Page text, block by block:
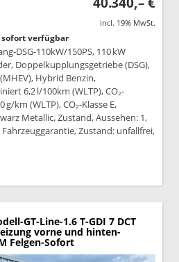
incl. 19% MwSt.
verfügbar
DSG-110kW/150PS, 110 kW
Doppelkupplungsgetriebe (DSG),
Hybrid Benzin,
6,2 l/100km (WLTP), CO₂-
km (WLTP), CO₂-Klasse E,
Metallic, Zustand, Aussehen: 1,
Zustand: unfallfrei,
drucken
GT-Line-1.6 T-GDI 7 DCT
vorne und hinten-
Felgen-Sofort